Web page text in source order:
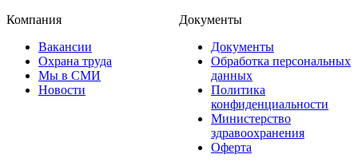
Компания
Вакансии
Охрана труда
Мы в СМИ
Новости
Документы
Документы
Обработка персональных
данных
Политика
конфиденциальности
Министерство
здравоохранения
Оферта